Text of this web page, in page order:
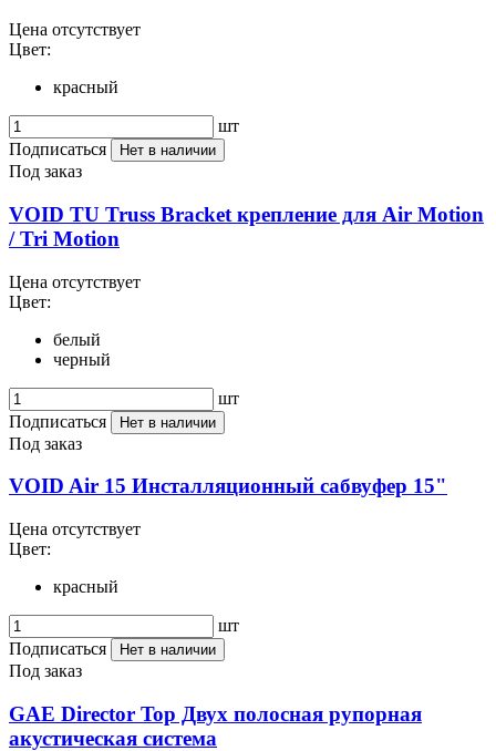
Цена отсутствует
Цвет:
красный
шт
Подписаться
Нет в наличии
Под заказ
VOID TU Truss Bracket крепление для Air Motion
/ Tri Motion
Цена отсутствует
Цвет:
белый
черный
шт
Подписаться
Нет в наличии
Под заказ
VOID Air 15 Инсталляционный сабвуфер 15"
Цена отсутствует
Цвет:
красный
шт
Подписаться
Нет в наличии
Под заказ
GAE Director Top Двух полосная рупорная
акустическая система